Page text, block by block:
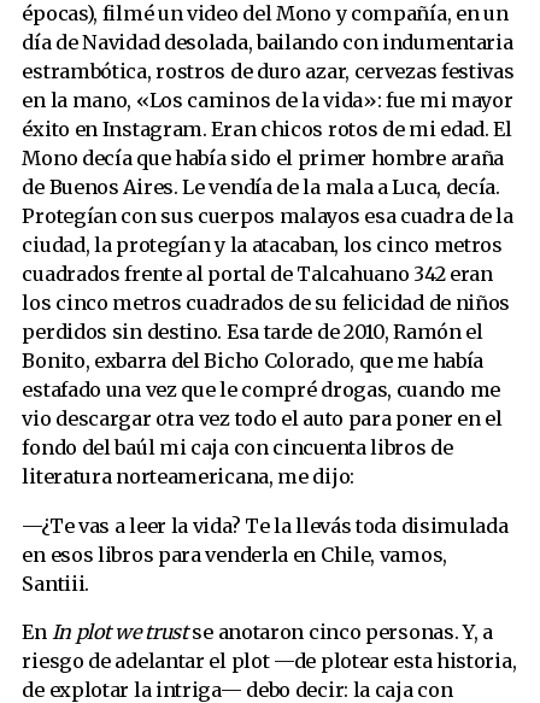
épocas), filmé un video del Mono y compañía, en un
día de Navidad desolada, bailando con indumentaria
estrambótica, rostros de duro azar, cervezas festivas
en la mano, «Los caminos de la vida»: fue mi mayor
éxito en Instagram. Eran chicos rotos de mi edad. El
Mono decía que había sido el primer hombre araña
de Buenos Aires. Le vendía de la mala a Luca, decía.
Protegían con sus cuerpos malayos esa cuadra de la
ciudad, la protegían y la atacaban, los cinco metros
cuadrados frente al portal de Talcahuano 342 eran
los cinco metros cuadrados de su felicidad de niños
perdidos sin destino. Esa tarde de 2010, Ramón el
Bonito, exbarra del Bicho Colorado, que me había
estafado una vez que le compré drogas, cuando me
vio descargar otra vez todo el auto para poner en el
fondo del baúl mi caja con cincuenta libros de
literatura norteamericana, me dijo:
—¿Te vas a leer la vida? Te la llevás toda disimulada
en esos libros para venderla en Chile, vamos,
Santiii.
En In plot we trustse anotaron cinco personas. Y, a
riesgo de adelantar el plot —de plotear esta historia,
de explotar la intriga— debo decir: la caja con